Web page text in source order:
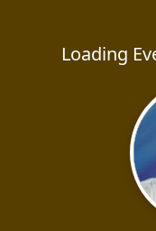
Loading